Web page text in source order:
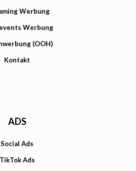
Werbung
Werbung
(OOH)
Kontakt
ADS
Social Ads
TikTok Ads